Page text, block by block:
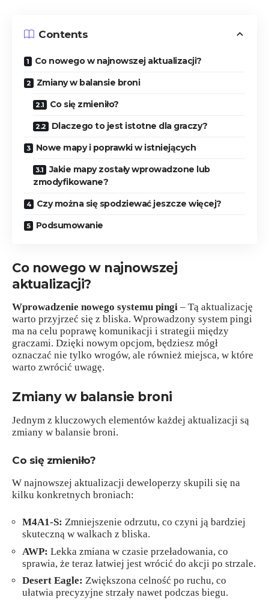
Contents
Co nowego w najnowszej aktualizacji?
Zmiany w balansie broni
Co się zmieniło?
Dlaczego to jest istotne dla graczy?
Nowe mapy i poprawki w istniejących
Jakie mapy zostały wprowadzone lub
zmodyfikowane?
Czy można się spodziewać jeszcze więcej?
Podsumowanie
Co nowego w najnowszej
aktualizacji?
Wprowadzenie nowego systemu pingi – Tą aktualizację
warto przyjrzeć się z bliska. Wprowadzony system pingi
ma na celu poprawę komunikacji i strategii między
graczami. Dzięki nowym opcjom, będziesz mógł
oznaczać nie tylko wrogów, ale również miejsca, w które
warto zwrócić uwagę.
Zmiany w balansie broni
Jednym z kluczowych elementów każdej aktualizacji są
zmiany w balansie broni.
Co się zmieniło?
W najnowszej aktualizacji deweloperzy skupili się na
kilku konkretnych broniach:
M4A1-S: Zmniejszenie odrzutu, co czyni ją bardziej
skuteczną w walkach z bliska.
AWP: Lekka zmiana w czasie przeładowania, co
sprawia, że teraz łatwiej jest wrócić do akcji po strzale.
Desert Eagle: Zwiększona celność po ruchu, co
ułatwia precyzyjne strzały nawet podczas biegu.